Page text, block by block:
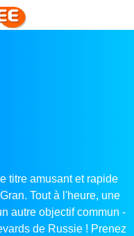
titre amusant et rapide
Tout à l'heure, une
autre objectif commun -
de Russie ! Prenez